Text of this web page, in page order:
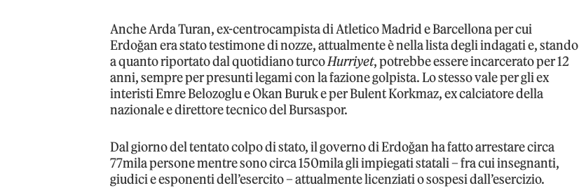
Anche Arda Turan, ex-centrocampista di Atletico Madrid e Barcellona per cui
Erdoğan era stato testimone di nozze, attualmente è nella lista degli indagati e, stando
a quanto riportato dal quotidiano turcoHurriyet, potrebbe essere incarcerato per 12
anni, sempre per presunti legami con la fazione golpista. Lo stesso vale per gli ex
interisti Emre Belozoglu e Okan Buruk e per Bulent Korkmaz, ex calciatore della
nazionale e direttore tecnico del Bursaspor.
Dal giorno del tentato colpo di stato, il governo di Erdoğan ha fatto arrestare circa
77mila persone mentre sono circa 150mila gli impiegati statali – fra cui insegnanti,
giudici e esponenti dell’esercito – attualmente licenziati o sospesi dall’esercizio.